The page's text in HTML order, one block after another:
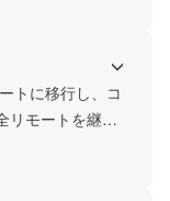
トに移行し、コ
リモートを継続